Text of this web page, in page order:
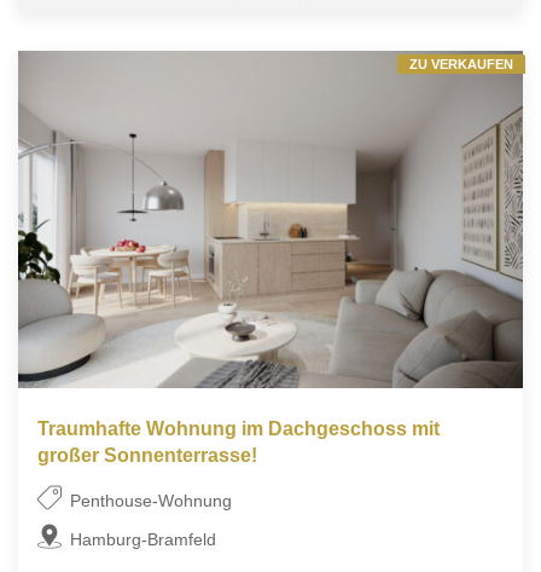
Traumhafte Wohnung im Dachgeschoss mit
großer Sonnenterrasse!
Penthouse-Wohnung
Hamburg-Bramfeld
ZU VERKAUFEN